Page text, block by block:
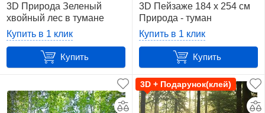
3D Природа Зеленый
хвойный лес в тумане
(14210V10)+клей
Купить в 1 клик
Купить
3D Пейзаже 184 x 254 см
Природа - туман
(13026V4A)+клей
Купить в 1 клик
Купить
3D + Подарунок(клей)